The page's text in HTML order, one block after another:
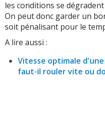
les conditions se
On peut donc garder un
soit pénalisant pour le
A lire aussi :
Vitesse optimale
faut-il rouler vite ou